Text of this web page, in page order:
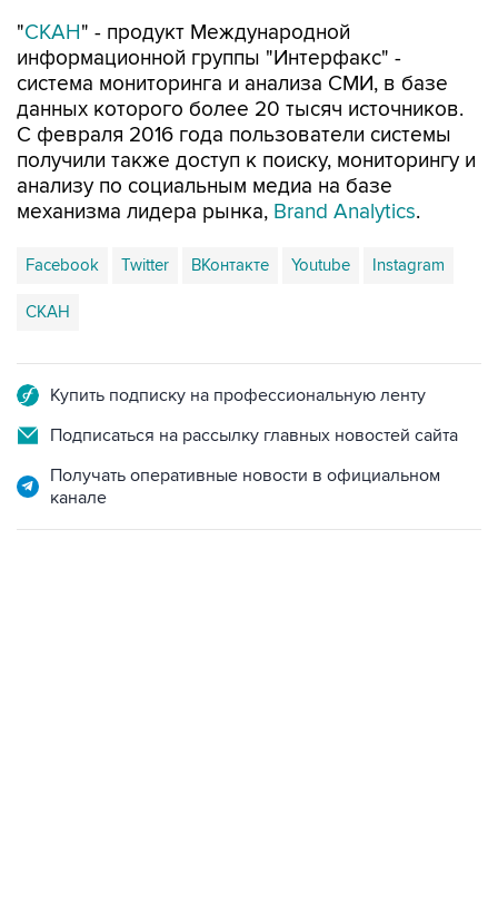
"СКАН" - продукт Международной
информационной группы "Интерфакс" -
система мониторинга и анализа СМИ, в базе
данных которого более 20 тысяч источников.
С февраля 2016 года пользователи системы
получили также доступ к поиску, мониторингу и
анализу по социальным медиа на базе
механизма лидера рынка, Brand Analytics.
Facebook Twitter ВКонтакте Youtube Instagram
СКАН
Купить подписку на профессиональную ленту
Подписаться на рассылку главных новостей сайта
Получать оперативные новости в официальном
канале